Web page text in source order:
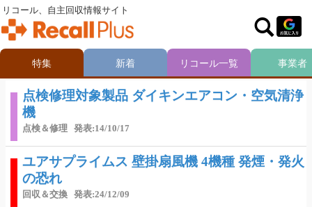
点検修理対象製品 ダイキンエアコン・空気清浄
機
点検＆修理 発表:14/10/17
ユアサプライムス 壁掛扇風機 4機種 発煙・発火
の恐れ
回収＆交換 発表:24/12/09
リコール、自主回収情報サイト
特集 新着 リコール一覧 事業者